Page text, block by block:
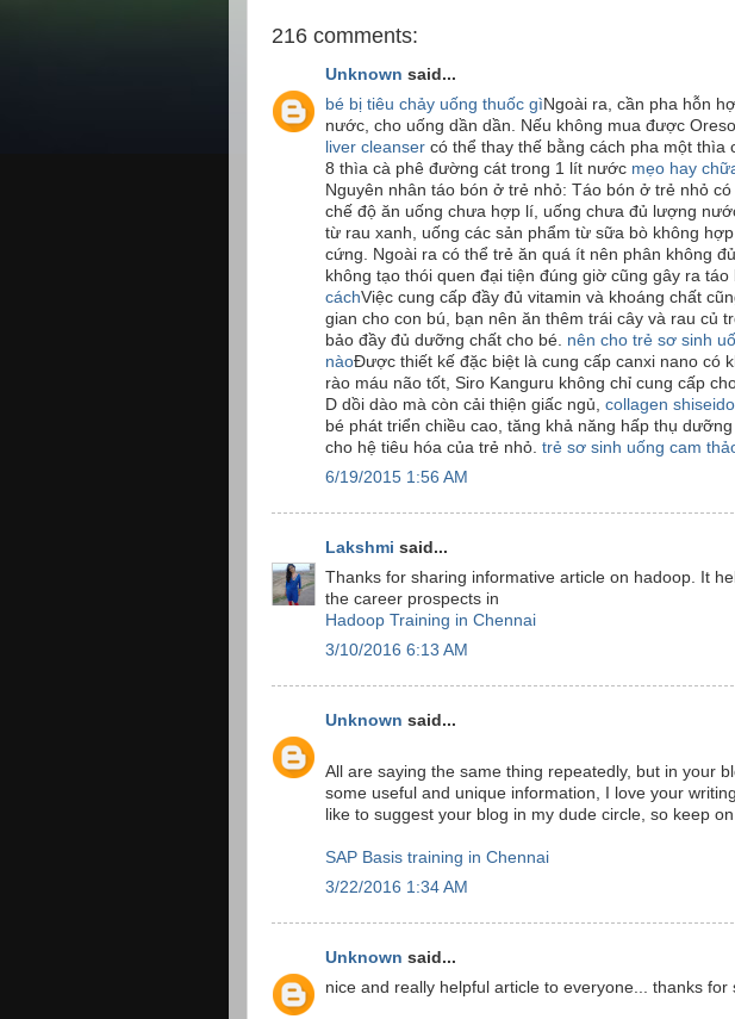
216 comments:
Unknown said...
bé bị tiêu chảy uống thuốc gì Ngoài ra, cần pha hỗn
nước, cho uống dần dần. Nếu không mua được
liver cleanser có thể thay thế bằng cách pha một thìa
8 thìa cà phê đường cát trong 1 lít nước mẹo hay
Nguyên nhân táo bón ở trẻ nhỏ: Táo bón ở trẻ nhỏ
chế độ ăn uống chưa hợp lí, uống chưa đủ lượng
từ rau xanh, uống các sản phẩm từ sữa bò không
cứng. Ngoài ra có thể trẻ ăn quá ít nên phân không
không tạo thói quen đại tiện đúng giờ cũng gây ra táo
cáchViệc cung cấp đầy đủ vitamin và khoáng chất
gian cho con bú, bạn nên ăn thêm trái cây và rau củ
bảo đầy đủ dưỡng chất cho bé. nên cho trẻ sơ sinh
nàoĐược thiết kế đặc biệt là cung cấp canxi nano có
rào máu não tốt, Siro Kanguru không chỉ cung cấp
D dồi dào mà còn cải thiện giấc ngủ, collagen
bé phát triển chiều cao, tăng khả năng hấp thụ
cho hệ tiêu hóa của trẻ nhỏ. trẻ sơ sinh uống cam
6/19/2015 1:56 AM
Lakshmi said...
Thanks for sharing informative article on hadoop. It
the career prospects in
Hadoop Training in Chennai
3/10/2016 6:13 AM
Unknown said...
All are saying the same thing repeatedly, but in your
some useful and unique information, I love your
like to suggest your blog in my dude circle, so keep on
SAP Basis training in Chennai
3/22/2016 1:34 AM
Unknown said...
nice and really helpful article to everyone... thanks for